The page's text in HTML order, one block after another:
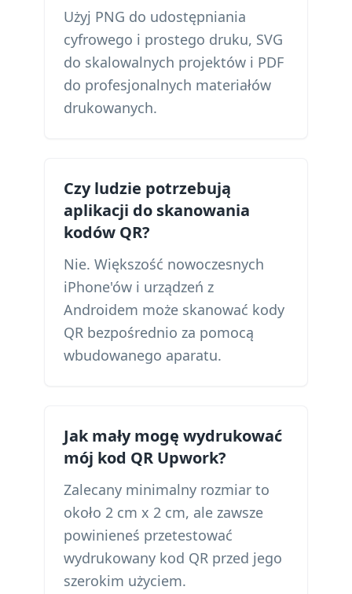
Użyj PNG do udostępniania
cyfrowego i prostego druku, SVG
do skalowalnych projektów i PDF
do profesjonalnych materiałów
drukowanych.
Czy ludzie potrzebują
aplikacji do skanowania
kodów QR?
Nie. Większość nowoczesnych
iPhone'ów i urządzeń z
Androidem może skanować kody
QR bezpośrednio za pomocą
wbudowanego aparatu.
Jak mały mogę wydrukować
mój kod QR Upwork?
Zalecany minimalny rozmiar to
około 2 cm x 2 cm, ale zawsze
powinieneś przetestować
wydrukowany kod QR przed jego
szerokim użyciem.